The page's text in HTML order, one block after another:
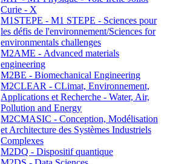
Curie - X
M1STEPE - M1 STEPE - Sciences pour
les défis de l'environnement/Sciences for
environmentals challenges
M2AME - Advanced materials
engineering
M2BE - Biomechanical Engineering
M2CLEAR - CLimat, Environnement,
Applications et Recherche - Water, Air,
Pollution and Energy
M2CMASIC - Conception, Modélisation
et Architecture des Systèmes Industriels
Complexes
M2DQ - Dispositif quantique